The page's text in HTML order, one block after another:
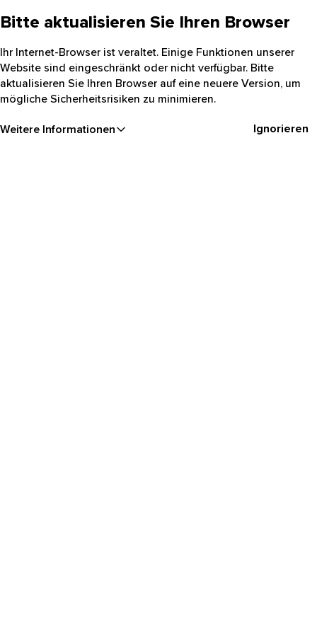
Bitte aktualisieren Sie Ihren Browser
Ihr Internet-Browser ist veraltet. Einige Funktionen unserer
Website sind eingeschränkt oder nicht verfügbar. Bitte
aktualisieren Sie Ihren Browser auf eine neuere Version, um
mögliche Sicherheitsrisiken zu minimieren.
Weitere Informationen Ignorieren